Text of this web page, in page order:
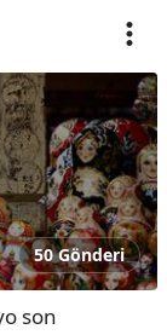
50 Gönderi
son